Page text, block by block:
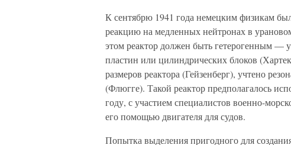
К сентябрю 1941 года немецким физикам
реакцию на медленных нейтронах в
этом реактор должен быть гетерогенным —
пластин или цилиндрических блоков
размеров реактора (Гейзенберг), учтено
(Флюгге). Такой реактор предполагалось
году, с участием специалистов военно-
его помощью двигателя для судов.
Попытка выделения пригодного для